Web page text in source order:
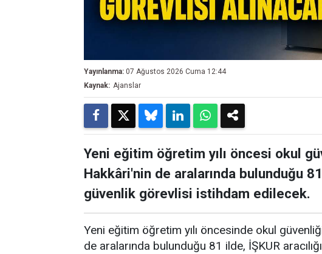
Yayınlanma: 07 Ağustos 2026 Cuma 12:44
Kaynak: Ajanslar
Yeni eğitim öğretim yılı öncesi okul
Hakkâri'nin de aralarında bulunduğu
güvenlik görevlisi istihdam edilecek.
Yeni eğitim öğretim yılı öncesinde okul
de aralarında bulunduğu 81 ilde, İŞKUR